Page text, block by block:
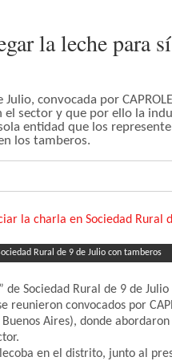
la leche para sí
convocada por
sector y que por ello la
entidad que los
los tamberos.
Rural de 9 de Julio con tamberos
Sociedad Rural de 9 de
convocados por
Aires), donde
en el distrito, junto al